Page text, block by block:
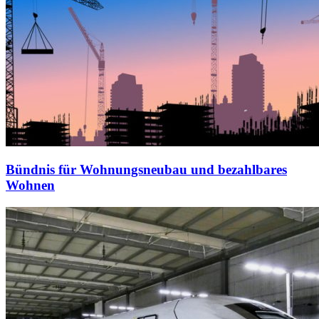
Bündnis für Wohnungsneubau und bezahlbares
Wohnen